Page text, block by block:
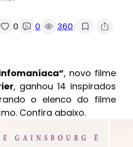
0 0 360/
, novo filme
, ganhou 14 inspirados
o elenco do filme
Confira abaixo.